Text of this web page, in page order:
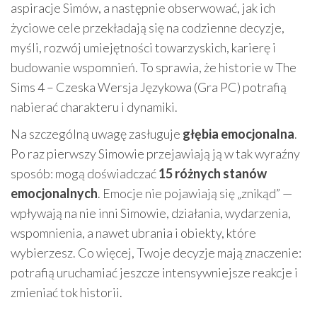
aspiracje Simów, a następnie obserwować, jak ich
życiowe cele przekładają się na codzienne decyzje,
myśli, rozwój umiejętności towarzyskich, karierę i
budowanie wspomnień. To sprawia, że historie w The
Sims 4 – Czeska Wersja Językowa (Gra PC) potrafią
nabierać charakteru i dynamiki.
Na szczególną uwagę zasługuje głębia emocjonalna.
Po raz pierwszy Simowie przejawiają ją w tak wyraźny
sposób: mogą doświadczać15 różnych stanów
emocjonalnych. Emocje nie pojawiają się „znikąd” —
wpływają na nie inni Simowie, działania, wydarzenia,
wspomnienia, a nawet ubrania i obiekty, które
wybierzesz. Co więcej, Twoje decyzje mają znaczenie:
potrafią uruchamiać jeszcze intensywniejsze reakcje i
zmieniać tok historii.